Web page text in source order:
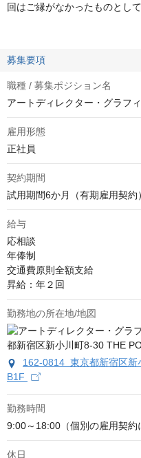
回はご縁がなかったものとし
募集要項
職種 / 募集ポジション名
アートディレクター・グラフ
雇用形態
正社員
契約期間
試用期間6か月（有期雇用契
給与
応相談
年俸制
交通費原則全額支給
昇給：年２回
勤務地の所在地/地図
162-0814 東京都新宿区新
B1F
勤務時間
9:00～18:00（個別の雇用契約
休日